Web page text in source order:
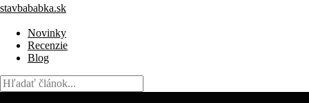
stavbababka.sk
Novinky
Recenzie
Blog